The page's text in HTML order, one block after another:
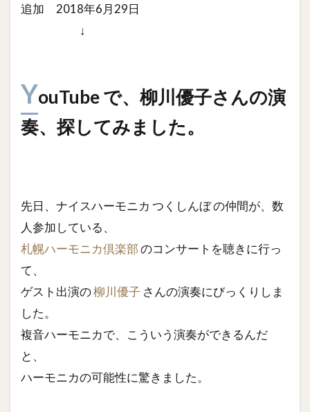
追加 2018年6月29日
↓
YouTube で、柳川優子さんの演
奏、探してみました。
先日、ナイスハーモニカ つくしんぼ の仲間が、数
人参加している、
札幌ハーモニカ倶楽部のコンサートを聴きに行っ
て、
ゲスト出演の柳川優子 さんの演奏にびっくりしま
した。
複音ハーモニカで、こういう演奏ができるんだ
と、
ハーモニカの可能性に驚きました。